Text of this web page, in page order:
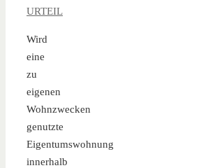
URTEIL
Wird
eine
zu
eigenen
Wohnzwecken
genutzte
Eigentumswohnung
innerhalb